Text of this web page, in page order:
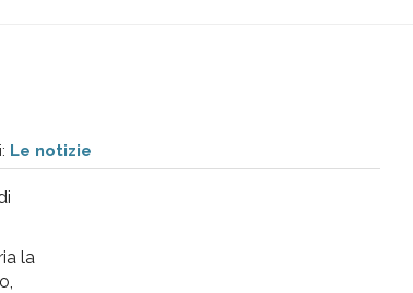
Le notizie
la